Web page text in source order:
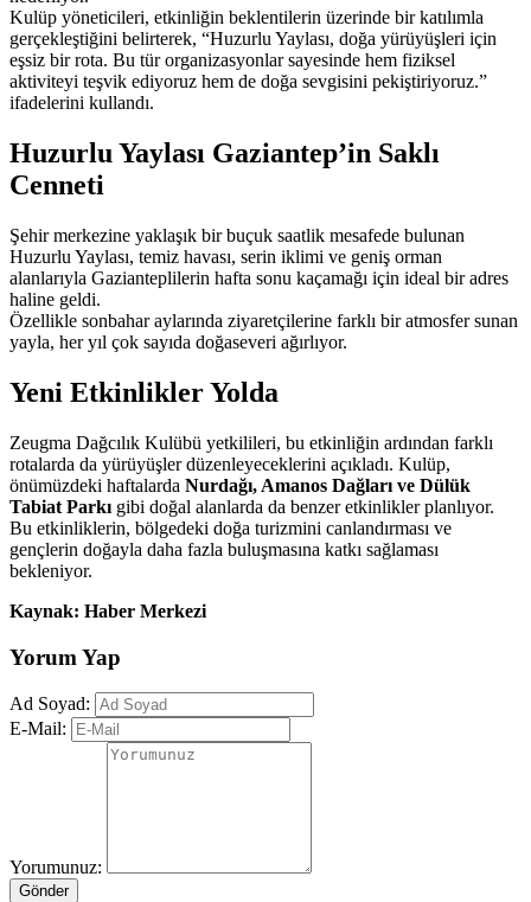
Kulüp yöneticileri, etkinliğin beklentilerin üzerinde bir katılımla
gerçekleştiğini belirterek, “Huzurlu Yaylası, doğa yürüyüşleri için
eşsiz bir rota. Bu tür organizasyonlar sayesinde hem fiziksel
aktiviteyi teşvik ediyoruz hem de doğa sevgisini pekiştiriyoruz.”
ifadelerini kullandı.
Huzurlu Yaylası Gaziantep’in Saklı
Cenneti
Şehir merkezine yaklaşık bir buçuk saatlik mesafede bulunan
Huzurlu Yaylası, temiz havası, serin iklimi ve geniş orman
alanlarıyla Gazianteplilerin hafta sonu kaçamağı için ideal bir adres
haline geldi.
Özellikle sonbahar aylarında ziyaretçilerine farklı bir atmosfer sunan
yayla, her yıl çok sayıda doğaseveri ağırlıyor.
Yeni Etkinlikler Yolda
Zeugma Dağcılık Kulübü yetkilileri, bu etkinliğin ardından farklı
rotalarda da yürüyüşler düzenleyeceklerini açıkladı. Kulüp,
önümüzdeki haftalarda Nurdağı, Amanos Dağları ve Dülük
Tabiat Parkı gibi doğal alanlarda da benzer etkinlikler planlıyor.
Bu etkinliklerin, bölgedeki doğa turizmini canlandırması ve
gençlerin doğayla daha fazla buluşmasına katkı sağlaması
bekleniyor.
Kaynak: Haber Merkezi
Yorum Yap
Ad Soyad:
E-Mail:
Yorumunuz:
Gönder